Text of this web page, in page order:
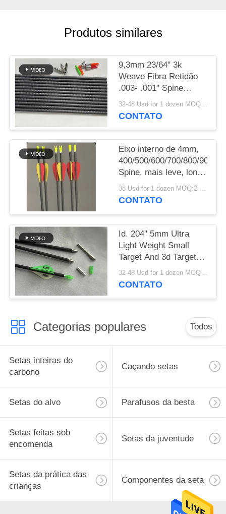
SITE
POLÍTICA
DE
PRIVACIDADE
Produtos similares
9,3mm 23/64" 3k
Weave Fibra Retidão
.003- .001" Spine
250/300/350/400/500/600
Setas de Alvo de
32-48 Usd for 1 dozen MOQ:2 dúzias
CONTATO
Eixo interno de 4mm,
400/500/600/700/800/900/
Spine, mais leve, longa
distância, micro
diâmetro, flecha de
38 Usd for 1 dozen MOQ:2 dúzias
CONTATO
Id. 204" 5mm Ultra
Light Weight Small
Target And 3d Target
Spine
250/300/350/400/500/600/
32-48 Usd for 1 dozen MOQ:2 dúzias
CONTATO
Categorias populares Todos
Setas inteiras do
carbono
Caçando setas
Setas do alvo Parafusos da besta
Setas feitas sob
encomenda
Setas da juventude
Setas da prática das
crianças
Componentes da seta